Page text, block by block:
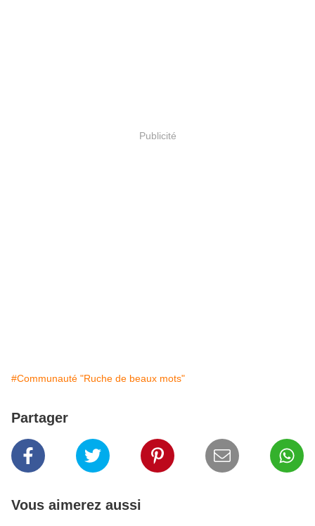
Publicité
#Communauté "Ruche de beaux mots"
Partager
Vous aimerez aussi